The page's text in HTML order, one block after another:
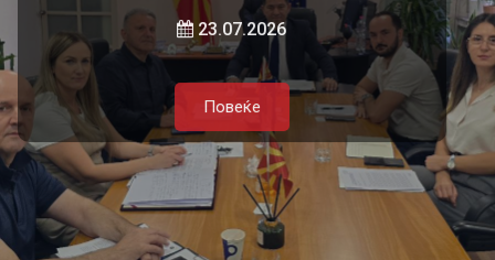
локалната самоуправа и приватниот
сектор
05.08.2026
Повеќе
23.07.2026
Повеќе
и нетарифните бариери
21.07.2026
Повеќе